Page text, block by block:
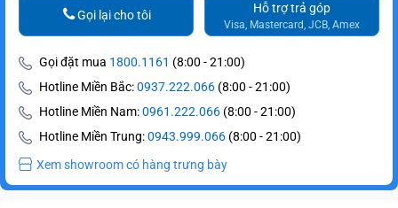
Hỗ trợ trả góp
Visa, Mastercard, JCB, Amex
Gọi lại cho tôi
Gọi đặt mua 1800.1161 (8:00 - 21:00)
Hotline Miền Bắc:0937.222.066 (8:00 - 21:00)
Hotline Miền Nam:0961.222.066 (8:00 - 21:00)
Hotline Miền Trung:0943.999.066 (8:00 - 21:00)
Xem showroom có hàng trưng bày